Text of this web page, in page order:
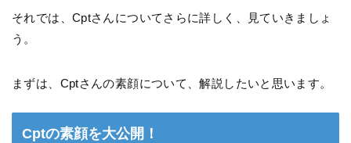
それでは、Cptさんについてさらに詳しく、見ていきましょ
う。
まずは、Cptさんの素顔について、解説したいと思います。
Cptの素顔を大公開！